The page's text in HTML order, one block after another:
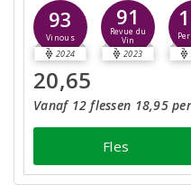
93
Vinous
2024
91
Revue du
Vin
2023
20,65
Vanaf 12 flessen 18,95
Fles